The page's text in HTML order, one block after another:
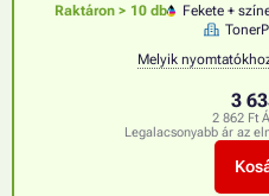
Raktáron > 10 db Fekete +
Melyik
3
2 862 Ft
Legalacsonyabb ár az